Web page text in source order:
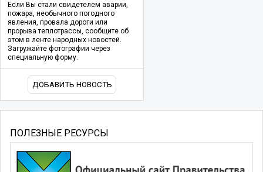
Если Вы стали свидетелем аварии,
пожара, необычного погодного
явления, провала дороги или
прорыва теплотрассы, сообщите об
этом в ленте народных новостей.
Загружайте фотографии через
специальную форму.
ДОБАВИТЬ НОВОСТЬ
ПОЛЕЗНЫЕ РЕСУРСЫ